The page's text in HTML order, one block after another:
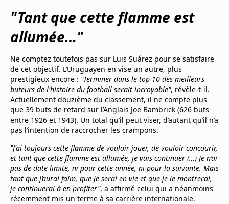
"Tant que cette flamme est
allumée…"
Ne comptez toutefois pas sur Luis Suárez pour se satisfaire
de cet objectif. L’Uruguayen en vise un autre, plus
prestigieux encore : "Terminer dans le top 10 des meilleurs
buteurs de l'histoire du football serait incroyable", révèle-t-il.
Actuellement douzième du classement, il ne compte plus
que 39 buts de retard sur l’Anglais Joe Bambrick (626 buts
entre 1926 et 1943). Un total qu’il peut viser, d’autant qu’il n’a
pas l’intention de raccrocher les crampons.
"J'ai toujours cette flamme de vouloir jouer, de vouloir concourir,
et tant que cette flamme est allumée, je vais continuer (…) Je n’ai
pas de date limite, ni pour cette année, ni pour la suivante. Mais
tant que j’aurai faim, que je serai en vie et que je le montrerai,
je continuerai à en profiter", a affirmé celui qui a néanmoins
récemment mis un terme à sa carrière internationale.